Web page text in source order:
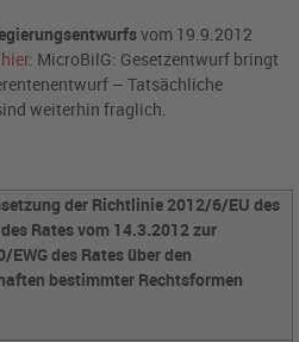
vom 19.9.2012
hier: MicroBilG: Gesetzentwurf bringt
– Tatsächliche
weiterhin fraglich.
der Richtlinie 2012/6/EU des
Rates vom 14.3.2012 zur
des Rates über den
bestimmter Rechtsformen